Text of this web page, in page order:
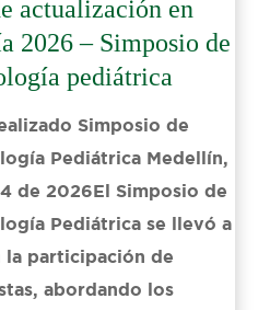
actualización en
2026 – Simposio de
pediátrica
Simposio de
Pediátrica Medellín,
de 2026El Simposio de
Pediátrica se llevó a
la participación de
abordando los